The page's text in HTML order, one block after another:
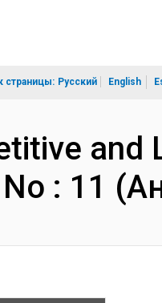
страницы: Русский English
and
: 11